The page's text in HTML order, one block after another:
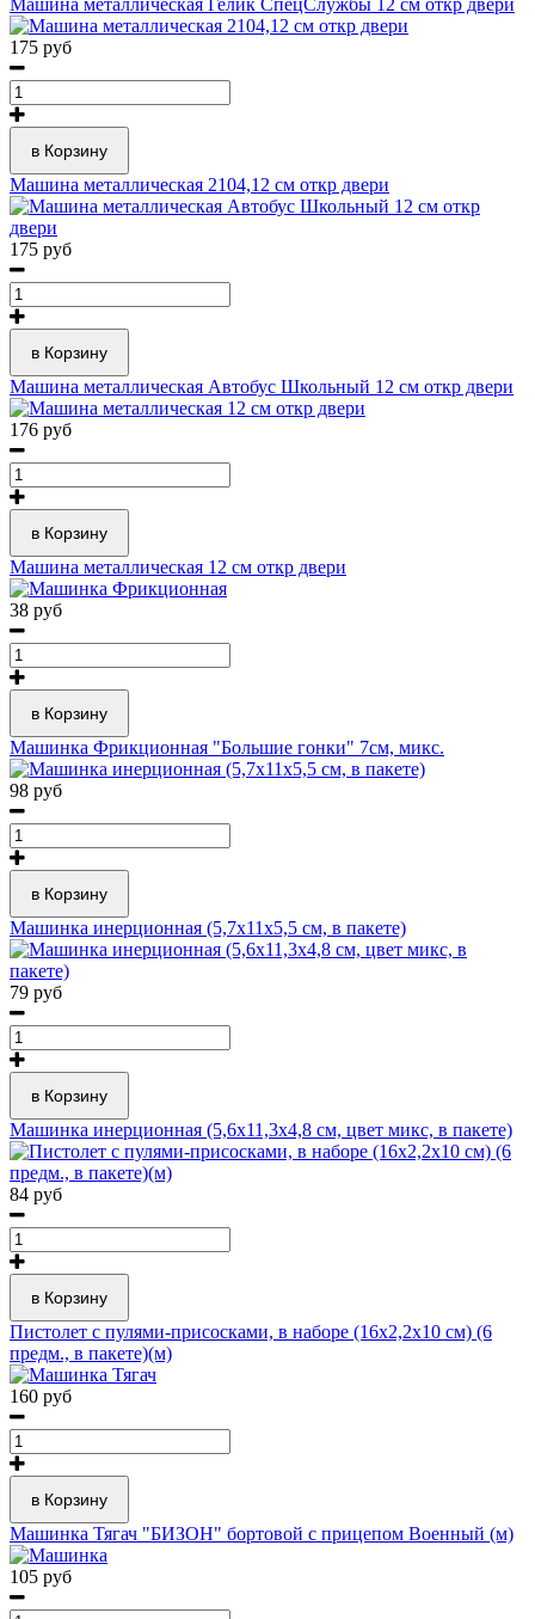
175 руб
в Корзину
Машина металлическая 2104,12 см откр двери
175 руб
в Корзину
Машина металлическая Автобус Школьный 12 см откр двери
176 руб
в Корзину
Машина металлическая 12 см откр двери
38 руб
в Корзину
Машинка Фрикционная "Большие гонки" 7см, микс.
98 руб
в Корзину
Машинка инерционная (5,7х11х5,5 см, в пакете)
79 руб
в Корзину
Машинка инерционная (5,6х11,3х4,8 см, цвет микс, в пакете)
84 руб
в Корзину
Пистолет с пулями-присосками, в наборе (16х2,2х10 см) (6
предм., в пакете)(м)
160 руб
в Корзину
Машинка Тягач "БИЗОН" бортовой с прицепом Военный (м)
105 руб